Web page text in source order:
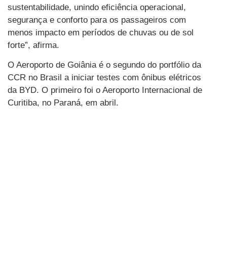
sustentabilidade, unindo eficiência operacional,
segurança e conforto para os passageiros com
menos impacto em períodos de chuvas ou de sol
forte”, afirma.
O Aeroporto de Goiânia é o segundo do portfólio da
CCR no Brasil a iniciar testes com ônibus elétricos
da BYD. O primeiro foi o Aeroporto Internacional de
Curitiba, no Paraná, em abril.